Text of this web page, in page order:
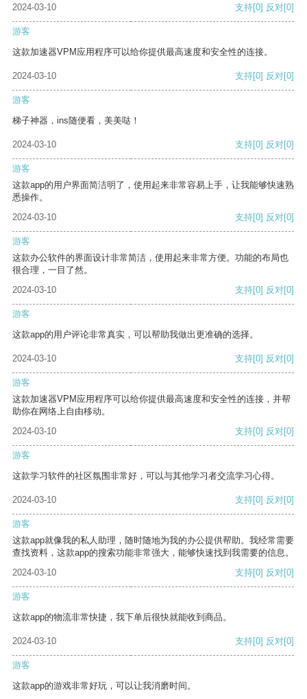
2024-03-10 支持[0] 反对[0]
游客
这款加速器VPM应用程序可以给你提供最高速度和安全性的连接。
2024-03-10 支持[0] 反对[0]
游客
梯子神器，ins随便看，美美哒！
2024-03-10 支持[0] 反对[0]
游客
这款app的用户界面简洁明了，使用起来非常容易上手，让我能够快速熟
悉操作。
2024-03-10
支持[0] 反对[0]
游客
这款办公软件的界面设计非常简洁，使用起来非常方便。功能的布局也
很合理，一目了然。
2024-03-10
支持[0] 反对[0]
游客
这款app的用户评论非常真实，可以帮助我做出更准确的选择。
2024-03-10 支持[0] 反对[0]
游客
这款加速器VPM应用程序可以给你提供最高速度和安全性的连接，并帮
助你在网络上自由移动。
2024-03-10
支持[0] 反对[0]
游客
这款学习软件的社区氛围非常好，可以与其他学习者交流学习心得。
2024-03-10 支持[0] 反对[0]
游客
这款app就像我的私人助理，随时随地为我的办公提供帮助。我经常需要
查找资料，这款app的搜索功能非常强大，能够快速找到我需要的信息。
2024-03-10
支持[0] 反对[0]
游客
这款app的物流非常快捷，我下单后很快就能收到商品。
2024-03-10 支持[0] 反对[0]
游客
这款app的游戏非常好玩，可以让我消磨时间。